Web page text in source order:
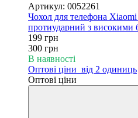
Артикул: 0052261
Чохол для телефона
протиударний з високими
199 грн
300 грн
В наявності
Оптові ціни від 2 одиниць
Оптові ціни